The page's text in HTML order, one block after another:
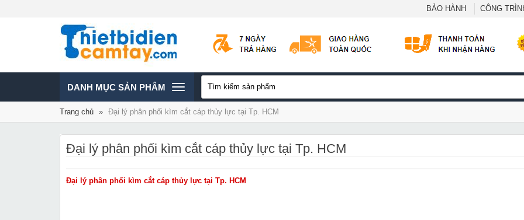
BẢO HÀNH CÔNG
TOGGLE
NAVIGATION
DANH MỤC SẢN PHÂM
Trang chủ » Đại lý phân phối kìm cắt cáp thủy lực tại Tp. HCM
Đại lý phân phối kìm cắt cáp thủy lực tại Tp. HCM
Đại lý phân phối kìm cắt cáp thủy lực tại Tp. HCM